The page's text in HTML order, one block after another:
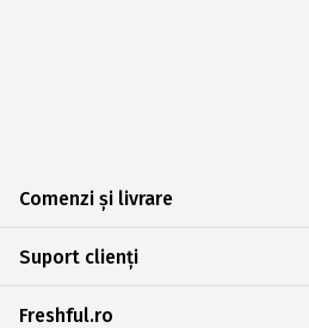
Comenzi și livrare
Suport clienți
Freshful.ro